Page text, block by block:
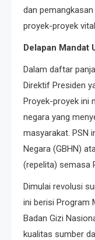
dan
proyek-proyek
Delapan Mandat
Dalam daftar
Direktif Presiden
Proyek-proyek ini
negara yang
masyarakat. PSN
Negara (GBHN)
(repelita) semasa
Dimulai revolusi
ini berisi Program
Badan Gizi
kualitas sumber